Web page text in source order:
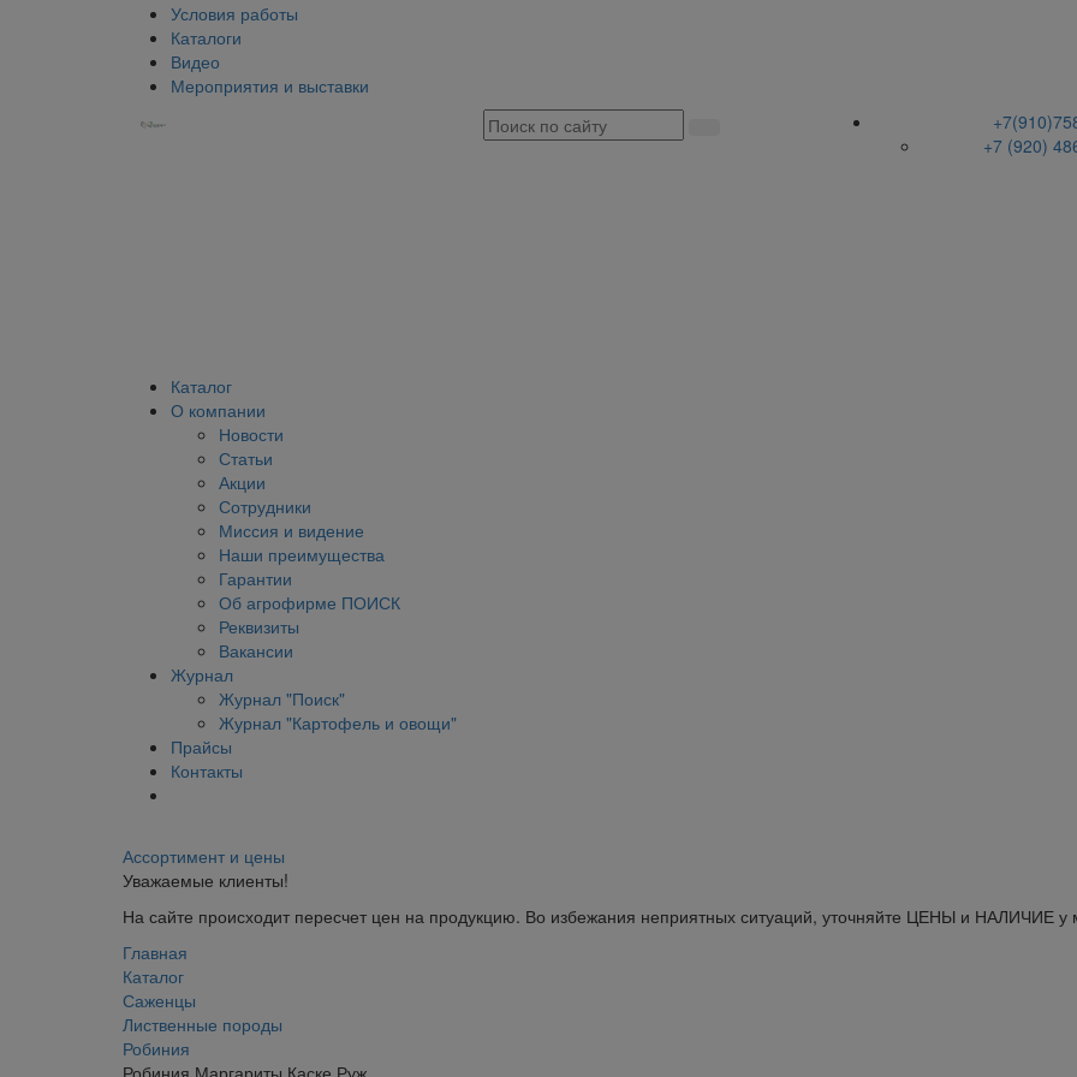
Условия работы
Каталоги
Видео
Мероприятия и выставки
+7 (920)
Каталог
О компании
Новости
Статьи
Акции
Сотрудники
Миссия и видение
Наши преимущества
Гарантии
Об агрофирме ПОИСК
Реквизиты
Вакансии
Журнал
Журнал "Поиск"
Журнал "Картофель и овощи"
Прайсы
Контакты
Ассортимент и цены
Уважаемые клиенты!
На сайте происходит пересчет цен на продукцию. Во избежания неприятных ситуаций, уточняйте ЦЕНЫ и НАЛИЧИЕ у
Главная
Каталог
Саженцы
Лиственные породы
Робиния
Робиния Маргариты Каске Руж